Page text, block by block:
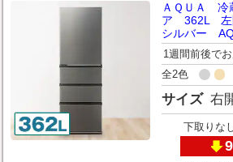
ＡＱＵＡ
ア 362L 左
シルバー
1週間前後で
全2色
サイズ 右
下取りな